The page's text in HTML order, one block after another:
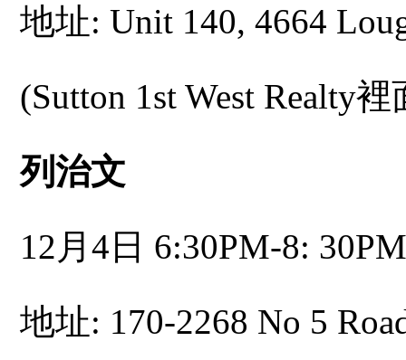
地址: Unit 140, 4664
(Sutton 1st West Realty裡
列治文
12月4日 6:30PM-8: 30PM
地址: 170-2268 No 5